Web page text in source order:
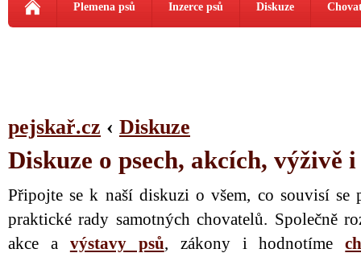
Plemena psů Inzerce psů Diskuze
pejskař.cz ‹ Diskuze
Diskuze o psech, akcích, výživě
Připojte se k naší diskuzi o všem, co souvisí se
praktické rady samotných chovatelů. Společně
akce a výstavy psů, zákony i hodnotíme